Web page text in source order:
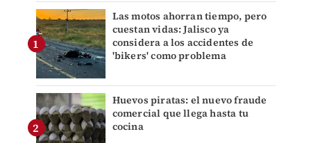
Las motos ahorran tiempo, pero
cuestan vidas: Jalisco ya
considera a los accidentes de
'bikers' como problema
Huevos piratas: el nuevo fraude
comercial que llega hasta tu
cocina